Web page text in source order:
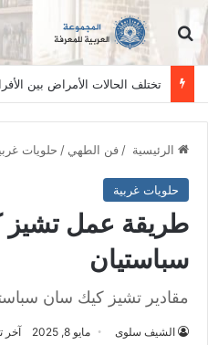
ابحث عن
الرئيسية /فن الطهي / حلويات
حلويات غربية
طريقة عمل
سباستيان
مقادير تشيز كيك سان
الشيف سلوى مايو 8, 2025 آخر